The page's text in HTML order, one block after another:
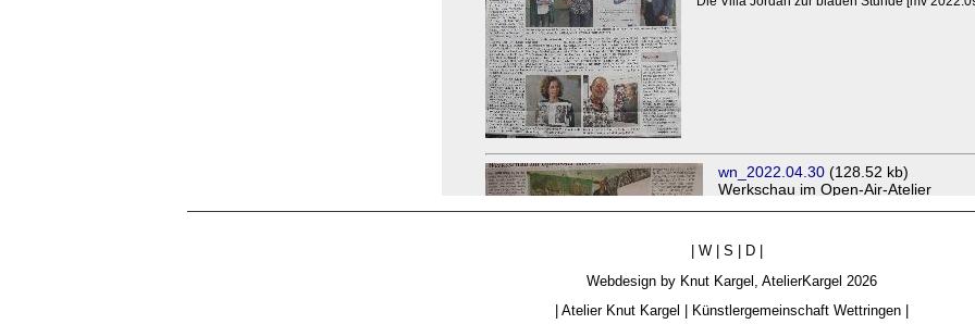
W S D
Webdesign by Knut Kargel AtelierKargel 2026
Atelier Knut Kargel Künstlergemeinschaft Wettringen|